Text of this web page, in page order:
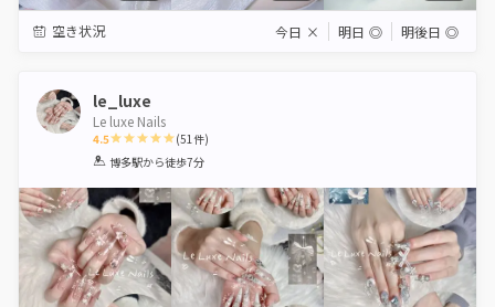
空き状況 今日 × 明日 ◎ 明後日 ◎
le_luxe
Le luxe Nails
4.5
1 2 3 4 5
(51件)
博多駅から徒歩7分